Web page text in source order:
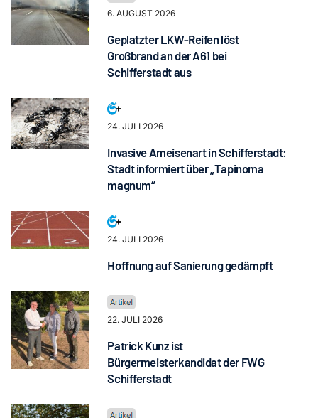
6. AUGUST 2026
Geplatzter LKW-Reifen löst
Großbrand an der A61 bei
Schifferstadt aus
24. JULI 2026
Invasive Ameisenart in Schifferstadt:
Stadt informiert über „Tapinoma
magnum“
24. JULI 2026
Hoffnung auf Sanierung gedämpft
22. JULI 2026
Patrick Kunz ist
Bürgermeisterkandidat der FWG
Schifferstadt